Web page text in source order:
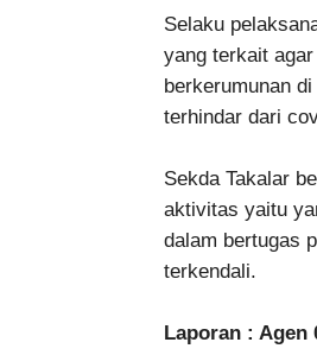
Selaku
yang terkait
berkerumunan
terhindar dari
Sekda Takalar
aktivitas yaitu
dalam bertugas
terkendali.
Laporan : Agen